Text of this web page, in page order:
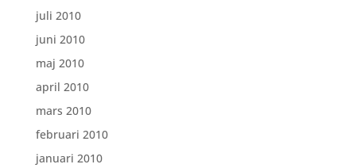
juli 2010
juni 2010
maj 2010
april 2010
mars 2010
februari 2010
januari 2010